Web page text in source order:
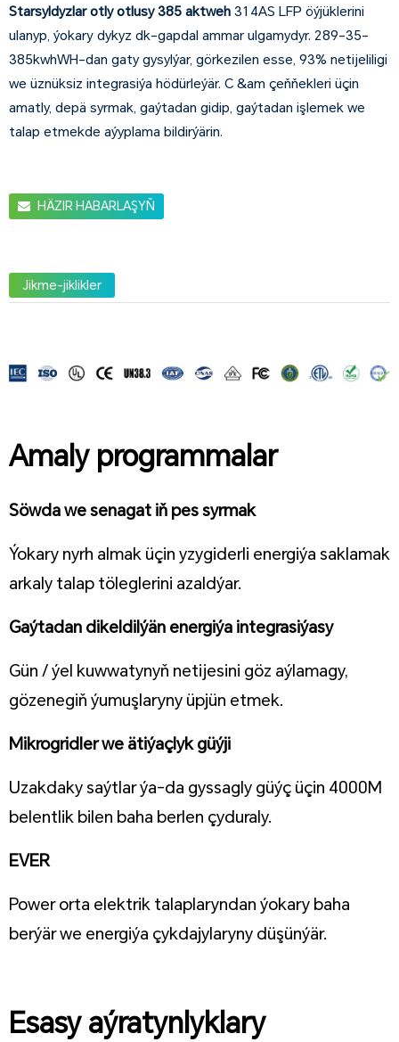
Starsyldyzlar otly otlusy 385 aktweh 314AS LFP öýjüklerini
ulanyp, ýokary dykyz dk-gapdal ammar ulgamydyr. 289-35-
385kwhWH-dan gaty gysylýar, görkezilen esse, 93% netijeliligi
we üznüksiz integrasiýa hödürleýär. C &am çeňňekleri üçin
amatly, depä syrmak, gaýtadan gidip, gaýtadan işlemek we
talap etmekde aýyplama bildirýärin.
HÄZIR HABARLAŞYŇ
Jikme-jiklikler
Amaly programmalar
Söwda we senagat iň pes syrmak
Ýokary nyrh almak üçin yzygiderli energiýa saklamak
arkaly talap töleglerini azaldýar.
Gaýtadan dikeldilýän energiýa integrasiýasy
Gün / ýel kuwwatynyň netijesini göz aýlamagy,
gözenegiň ýumuşlaryny üpjün etmek.
Mikrogridler we ätiýaçlyk güýji
Uzakdaky saýtlar ýa-da gyssagly güýç üçin 4000M
belentlik bilen baha berlen çyduraly.
EVER
Power orta elektrik talaplaryndan ýokary baha
berýär we energiýa çykdajylaryny düşünýär.
Esasy aýratynlyklary